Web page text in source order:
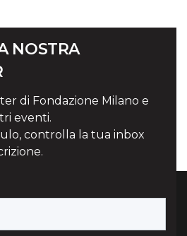
NOSTRA
di Fondazione Milano e
eventi.
controlla la tua inbox